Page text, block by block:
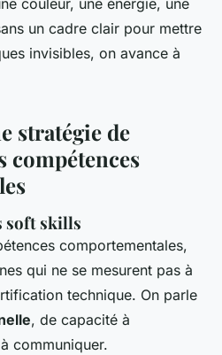
couleur, une énergie, une
un cadre clair pour mettre
invisibles, on avance à
stratégie de
compétences
soft skills
comportementales,
qui ne se mesurent pas à
technique. On parle
, de capacité à
communiquer.